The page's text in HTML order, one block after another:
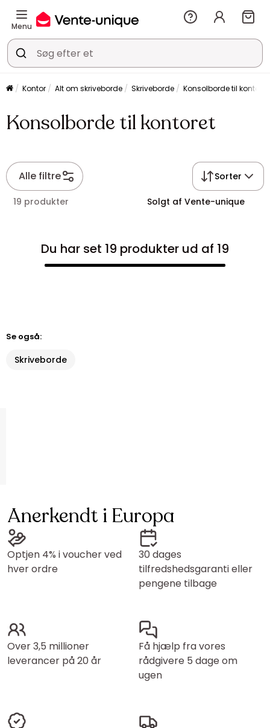
Menu
Kontor Alt om skriveborde Skriveborde Konsolborde til kontoret
Konsolborde til kontoret
Alle filtre Sorter
19 produkter Solgt af Vente-unique
Du har set 19 produkter ud af 19
Se også:
Skriveborde
Anerkendt i Europa
Optjen 4% i voucher ved
hver ordre
30 dages
tilfredshedsgaranti eller
pengene tilbage
Over 3,5 millioner
leverancer på 20 år
Få hjælp fra vores
rådgivere 5 dage om
ugen